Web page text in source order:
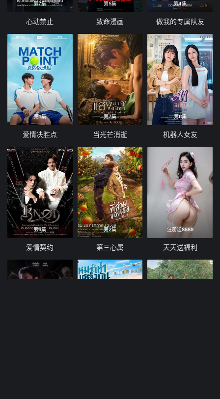
第7集
心动禁止
第5集
致命漫画
第4集
做我的专属队友
第1集
爱情决胜点
第7集
当光芒消逝
第6集
机器人女友
第6集
爱情契约
第2集
第三心属
注册送8888
天天送福利